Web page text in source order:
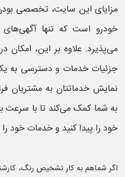
مزایای این سایت، تخصصی
خودرو است که تنها آگهی‌های
می‌پذیرد. علاوه بر این، امکان
جزئیات خدمات و دسترسی
نمایش خدماتتان به مشتریان
به شما کمک می‌کند تا با سرعت
خود را پیدا کنید و خدمات خود
اگر شماهم به کار تشخیص رنگ،